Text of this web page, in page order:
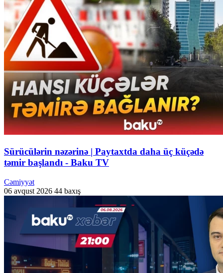
Sürücülərin nəzərinə | Paytaxtda daha üç küçədə
təmir başlandı - Baku TV
Cəmiyyət
06 avqust 2026 44 baxış